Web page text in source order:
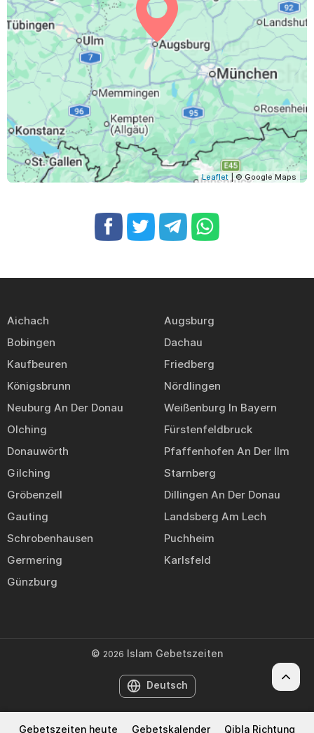
Gebetszeiten heute Gebetskalender Qibla Richtung
Leaflet | © Google Maps
Aichach
Augsburg
Bobingen
Dachau
Kaufbeuren
Friedberg
Königsbrunn
Nördlingen
Neuburg An Der Donau
Weißenburg In Bayern
Olching
Fürstenfeldbruck
Donauwörth
Pfaffenhofen An Der Ilm
Gilching
Starnberg
Gröbenzell
Dillingen An Der Donau
Gauting
Landsberg Am Lech
Schrobenhausen
Puchheim
Germering
Karlsfeld
Günzburg
© 2026 Islam Gebetszeiten
Deutsch